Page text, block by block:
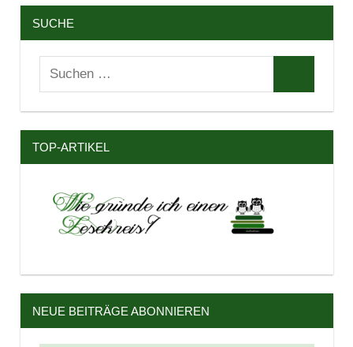
SUCHE
Suchen
TOP-ARTIKEL
NEUE BEITRÄGE ABONNIEREN